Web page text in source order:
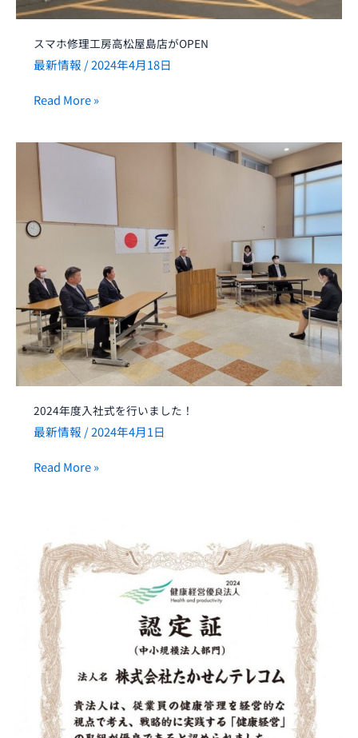
スマホ修理工房高松屋島店がOPEN
最新情報 /2024年4月18日
が
Read More »
2024年度入社式を行いました！
最新情報 /2024年4月1日
2024
年
度
入
社
を
行
い
ま
し
た！
Read More »
に
引
き
続
き
『健
康
経
営
優